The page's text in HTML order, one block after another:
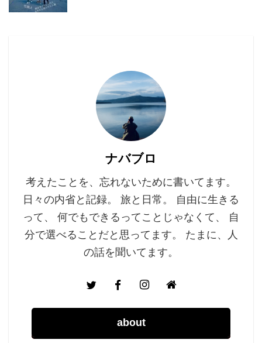
ナバブロ
考えたことを、忘れないために書いてます。
日々の内省と記録。 旅と日常。 自由に生きる
って、 何でもできるってことじゃなくて、 自
分で選べることだと思ってます。 たまに、人
の話を聞いてます。
about